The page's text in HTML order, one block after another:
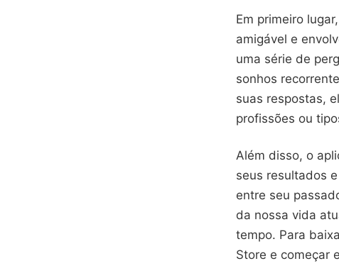
Em primeiro
amigável e
uma série de
sonhos
suas respostas,
profissões ou
Além disso, o
seus resultados
entre seu
da nossa vida
tempo. Para
Store e começar